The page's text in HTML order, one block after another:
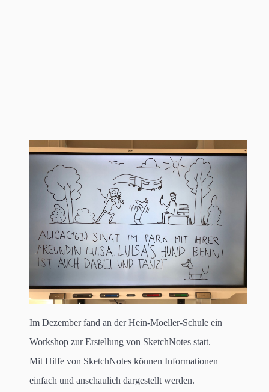
Im Dezember fand an der Hein-Moeller-Schule ein
Workshop zur Erstellung von SketchNotes statt.
Mit Hilfe von SketchNotes können Informationen
einfach und anschaulich dargestellt werden.